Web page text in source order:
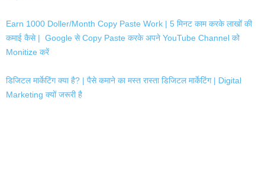
Earn 1000 Doller/Month Copy Paste Work | 5 मिनट काम करके लाखों की
कमाई कैसे | Google से Copy Paste करके अपने YouTube Channel को
Monitize करें
डिजिटल मार्केटिंग क्या है? | पैसे कमाने का मस्त रास्ता डिजिटल मार्केटिंग | Digital
Marketing क्यों जरूरी है